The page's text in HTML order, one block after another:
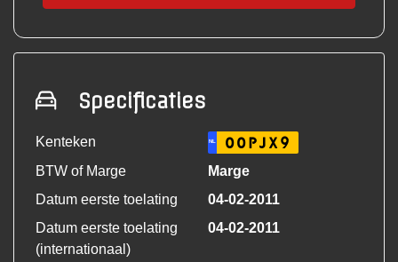
Specificaties
Kenteken NL 00PJX9
BTW of Marge
Marge
Datum eerste toelating
04-02-2011
Datum eerste toelating
(internationaal)
04-02-2011